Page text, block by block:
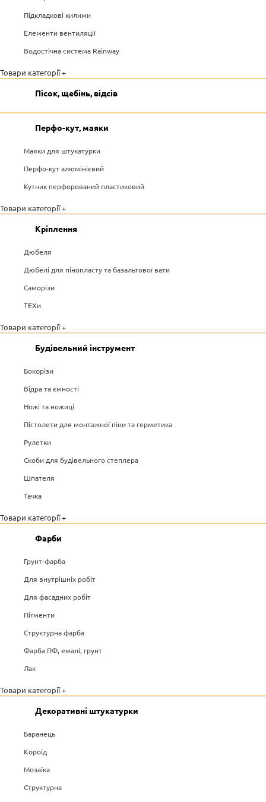
Підкладкові килими
Елементи вентиляції
Водостічна система Rainway
Товари категорії +
Пісок, щебінь, відсів
Перфо-кут, маяки
Маяки для штукатурки
Перфо-кут алюмінієвий
Кутник перфорований пластиковий
Товари категорії +
Кріплення
Дюбеля
Дюбелі для пінопласту та базальтової вати
Саморізи
ТЕХи
Товари категорії +
Будівельний інструмент
Бокорізи
Відра та ємності
Ножі та ножиці
Пістолети для монтажної піни та герметика
Рулетки
Скоби для будівельного степлера
Шпателя
Тачка
Товари категорії +
Фарби
Грунт-фарба
Для внутрішніх робіт
Для фасадних робіт
Пігменти
Структурна фарба
Фарба ПФ, емалі, грунт
Лак
Товари категорії +
Декоративні штукатурки
Баранець
Короїд
Мозаїка
Структурна